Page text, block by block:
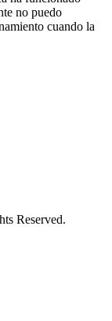
no puedo
cuando la
Reserved.